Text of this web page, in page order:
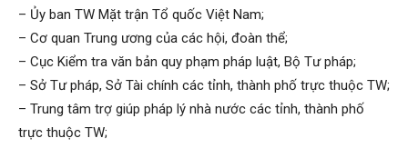
– Ủy ban TW Mặt trận Tổ quốc Việt Nam;
– Cơ quan Trung ương của các hội, đoàn thể;
– Cục Kiểm tra văn bản quy phạm pháp luật, Bộ Tư pháp;
– Sở Tư pháp, Sở Tài chính các tỉnh, thành phố trực thuộc TW;
– Trung tâm trợ giúp pháp lý nhà nước các tỉnh, thành phố
trực thuộc TW;